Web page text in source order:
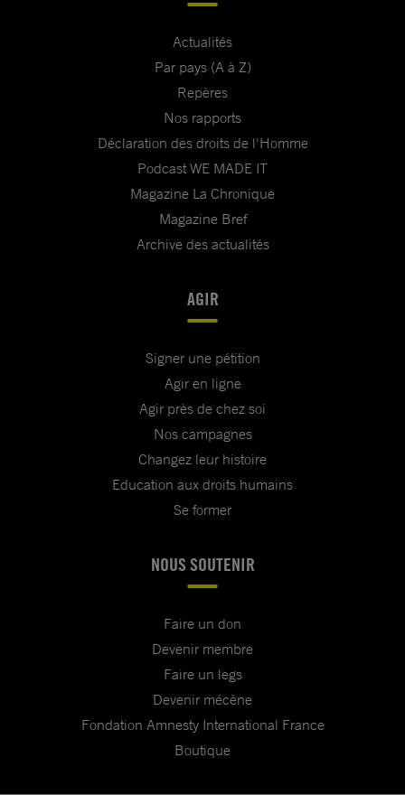
Actualités
Par pays (A à Z)
Repères
Nos rapports
Déclaration des droits de l'Homme
Podcast WE MADE IT
Magazine La Chronique
Magazine Bref
Archive des actualités
AGIR
Signer une pétition
Agir en ligne
Agir près de chez soi
Nos campagnes
Changez leur histoire
Education aux droits humains
Se former
NOUS SOUTENIR
Faire un don
Devenir membre
Faire un legs
Devenir mécène
Fondation Amnesty International France
Boutique